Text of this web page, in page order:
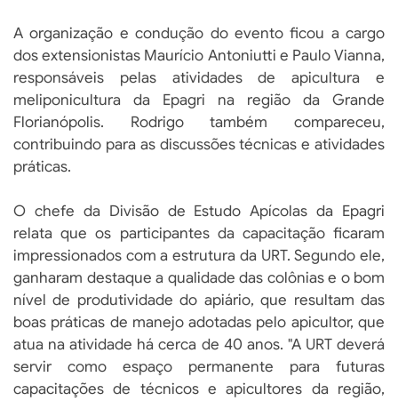
A organização e condução do evento ficou a cargo
dos extensionistas Maurício Antoniutti e Paulo Vianna,
responsáveis pelas atividades de apicultura e
meliponicultura da Epagri na região da Grande
Florianópolis. Rodrigo também compareceu,
contribuindo para as discussões técnicas e atividades
práticas.
O chefe da Divisão de Estudo Apícolas da Epagri
relata que os participantes da capacitação ficaram
impressionados com a estrutura da URT. Segundo ele,
ganharam destaque a qualidade das colônias e o bom
nível de produtividade do apiário, que resultam das
boas práticas de manejo adotadas pelo apicultor, que
atua na atividade há cerca de 40 anos. "A URT deverá
servir como espaço permanente para futuras
capacitações de técnicos e apicultores da região,